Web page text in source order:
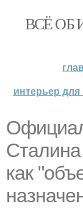
ВСЁ ОБ
интерьер
как